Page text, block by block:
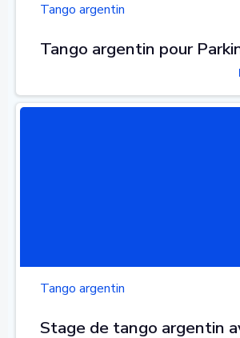
Tango argentin
Tango argentin pour
Tango argentin
Stage de tango argentin